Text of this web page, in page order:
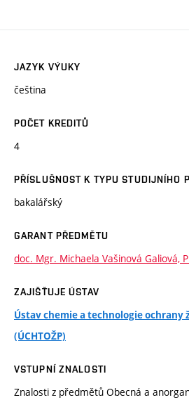
JAZYK VÝUKY
čeština
POČET KREDITŮ
4
PŘÍSLUŠNOST K TYPU STUDIJNÍHO
bakalářský
GARANT PŘEDMĚTU
doc. Mgr. Michaela Vašinová Galiová,
ZAJIŠŤUJE ÚSTAV
Ústav chemie a technologie
(ÚCHTOŽP)
VSTUPNÍ ZNALOSTI
Znalosti z předmětů Obecná a